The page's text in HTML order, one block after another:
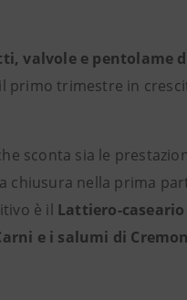
valvole e pentolame
primo trimestre in
sconta sia le
chiusura nella prima
è il Lattiero-
e i salumi di